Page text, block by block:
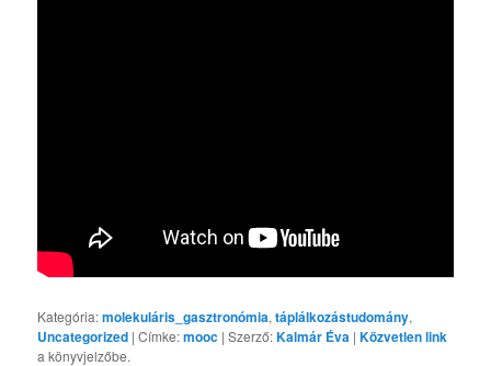
Kategória:molekuláris_gasztronómia,táplálkozástudomány,
Uncategorized | Címke:mooc | Szerző:Kalmár Éva |Közvetlen link
a könyvjelzőbe.